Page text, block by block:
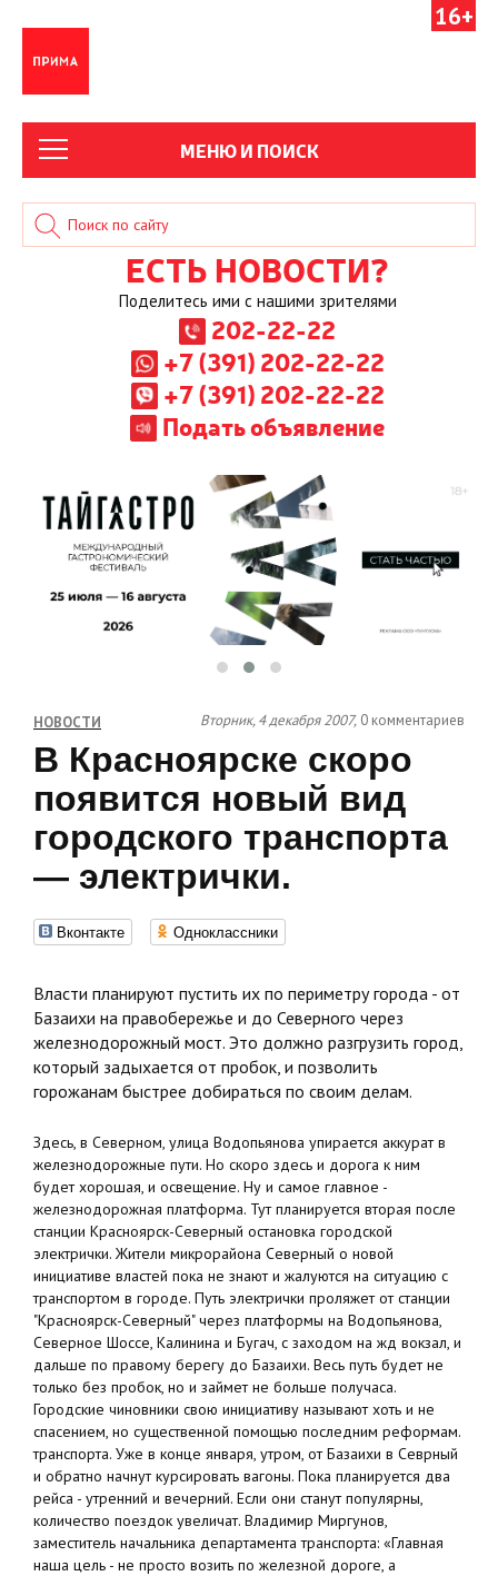
16+
МЕНЮ И ПОИСК
ЕСТЬ НОВОСТИ?
Поделитесь ими с нашими зрителями
202-22-22
+7 (391) 202-22-22
+7 (391) 202-22-22
Подать объявление
НОВОСТИ Вторник, 4 декабря 2007, 0 комментариев
В Красноярске скоро
появится новый вид
городского транспорта
— электрички.
Вконтакте Одноклассники
Власти планируют пустить их по периметру города - от
Базаихи на правобережье и до Северного через
железнодорожный мост. Это должно разгрузить город,
который задыхается от пробок, и позволить
горожанам быстрее добираться по своим делам.
Здесь, в Северном, улица Водопьянова упирается аккурат в
железнодорожные пути. Но скоро здесь и дорога к ним
будет хорошая, и освещение. Ну и самое главное -
железнодорожная платформа. Тут планируется вторая после
станции Красноярск-Северный остановка городской
электрички. Жители микрорайона Северный о новой
инициативе властей пока не знают и жалуются на ситуацию с
транспортом в городе. Путь электрички проляжет от станции
"Красноярск-Северный" через платформы на Водопьянова,
Северное Шоссе, Калинина и Бугач, с заходом на жд вокзал, и
дальше по правому берегу до Базаихи. Весь путь будет не
только без пробок, но и займет не больше получаса.
Городские чиновники свою инициативу называют хоть и не
спасением, но существенной помощью последним реформам.
транспорта. Уже в конце января, утром, от Базаихи в Севрный
и обратно начнут курсировать вагоны. Пока планируется два
рейса - утренний и вечерний. Если они станут популярны,
количество поездок увеличат. Владимир Миргунов,
заместитель начальника департамента транспорта: «Главная
наша цель - не просто возить по железной дороге, а